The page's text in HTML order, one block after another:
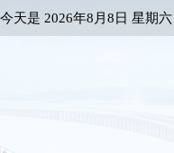
今天是 2026年8月8日 星期六